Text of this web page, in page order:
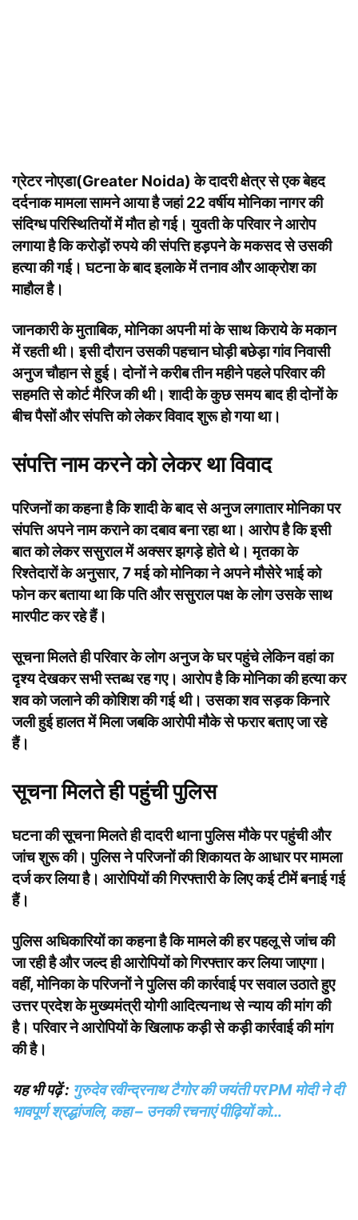
ग्रेटर नोएडा(Greater Noida) के दादरी क्षेत्र से एक बेहद
दर्दनाक मामला सामने आया है जहां 22 वर्षीय मोनिका नागर की
संदिग्ध परिस्थितियों में मौत हो गई। युवती के परिवार ने आरोप
लगाया है कि करोड़ों रुपये की संपत्ति हड़पने के मकसद से उसकी
हत्या की गई। घटना के बाद इलाके में तनाव और आक्रोश का
माहौल है।
जानकारी के मुताबिक, मोनिका अपनी मां के साथ किराये के मकान
में रहती थी। इसी दौरान उसकी पहचान घोड़ी बछेड़ा गांव निवासी
अनुज चौहान से हुई। दोनों ने करीब तीन महीने पहले परिवार की
सहमति से कोर्ट मैरिज की थी। शादी के कुछ समय बाद ही दोनों के
बीच पैसों और संपत्ति को लेकर विवाद शुरू हो गया था।
संपत्ति नाम करने को लेकर था विवाद
परिजनों का कहना है कि शादी के बाद से अनुज लगातार मोनिका पर
संपत्ति अपने नाम कराने का दबाव बना रहा था। आरोप है कि इसी
बात को लेकर ससुराल में अक्सर झगड़े होते थे। मृतका के
रिश्तेदारों के अनुसार, 7 मई को मोनिका ने अपने मौसेरे भाई को
फोन कर बताया था कि पति और ससुराल पक्ष के लोग उसके साथ
मारपीट कर रहे हैं।
सूचना मिलते ही परिवार के लोग अनुज के घर पहुंचे लेकिन वहां का
दृश्य देखकर सभी स्तब्ध रह गए। आरोप है कि मोनिका की हत्या कर
शव को जलाने की कोशिश की गई थी। उसका शव सड़क किनारे
जली हुई हालत में मिला जबकि आरोपी मौके से फरार बताए जा रहे
हैं।
सूचना मिलते ही पहुंची पुलिस
घटना की सूचना मिलते ही दादरी थाना पुलिस मौके पर पहुंची और
जांच शुरू की। पुलिस ने परिजनों की शिकायत के आधार पर मामला
दर्ज कर लिया है। आरोपियों की गिरफ्तारी के लिए कई टीमें बनाई गई
हैं।
पुलिस अधिकारियों का कहना है कि मामले की हर पहलू से जांच की
जा रही है और जल्द ही आरोपियों को गिरफ्तार कर लिया जाएगा।
वहीं, मोनिका के परिजनों ने पुलिस की कार्रवाई पर सवाल उठाते हुए
उत्तर प्रदेश के मुख्यमंत्री योगी आदित्यनाथ से न्याय की मांग की
है। परिवार ने आरोपियों के खिलाफ कड़ी से कड़ी कार्रवाई की मांग
की है।
यह भी पढ़ें : गुरुदेव रवीन्द्रनाथ टैगोर की जयंती पर PM मोदी ने दी
भावपूर्ण श्रद्धांजलि, कहा – उनकी रचनाएं पीढ़ियों को…